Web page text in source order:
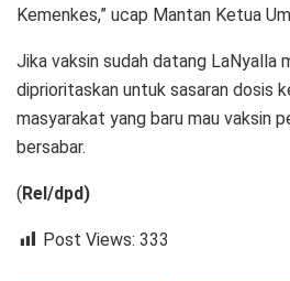
Kemenkes,” ucap Mantan Ketua
Jika vaksin sudah datang LaNyalla
diprioritaskan untuk sasaran dosis
masyarakat yang baru mau vaksin
bersabar.
( Rel/dpd)
Post Views: 333